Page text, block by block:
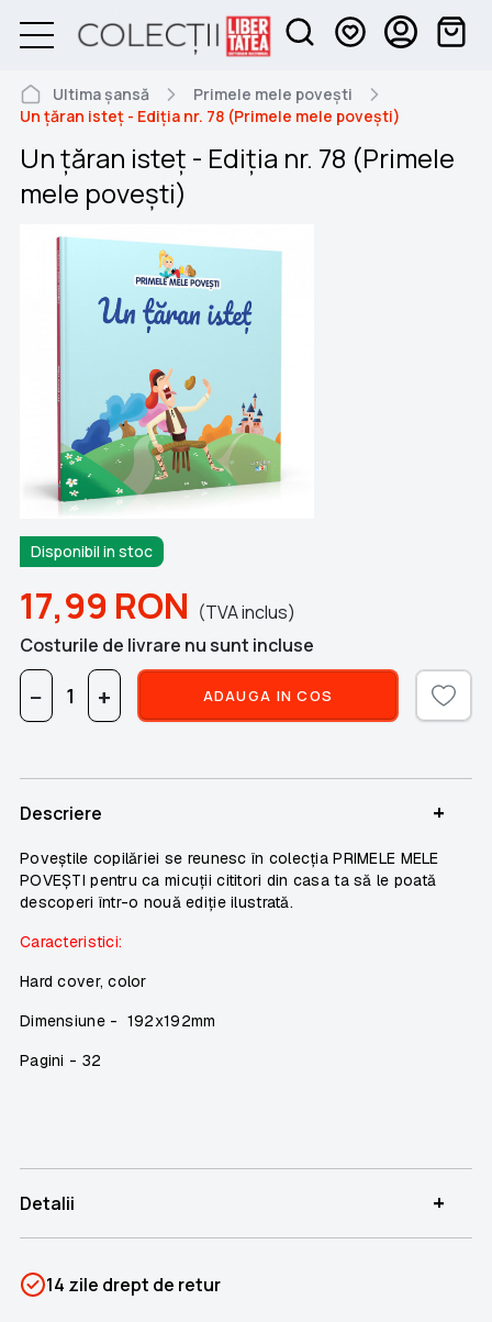
Ultima șansă
Primele mele povești
Un țăran isteț - Ediția nr. 78 (Primele mele povești)
Un țăran isteț - Ediția nr. 78 (Primele
mele povești)
Disponibil in stoc
17,99 RON (TVA inclus)
Costurile de livrare nu sunt incluse
− + ADAUGA IN COS
Descriere +
Poveștile copilăriei se reunesc în colecția PRIMELE MELE
POVEȘTI pentru ca micuții cititori din casa ta să le poată
descoperi într-o nouă ediție ilustrată.
Caracteristici:
Hard cover, color
Dimensiune - 192x192mm
Pagini - 32
Detalii +
Categorii
Primele mele povești
14 zile drept de retur